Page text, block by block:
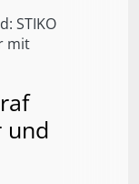
STIKO
mit
und